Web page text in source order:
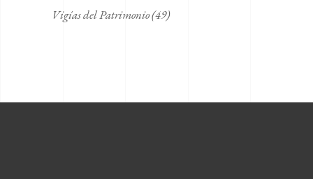
Vigías del Patrimonio(49)